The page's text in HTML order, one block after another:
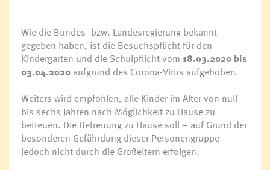
Wie die Bundes- bzw. Landesregierung bekannt
gegeben haben, ist die Besuchspflicht für den
Kindergarten und die Schulpflicht vom 18.03.2020 bis
03.04.2020 aufgrund des Corona-Virus aufgehoben.
Weiters wird empfohlen, alle Kinder im Alter von null
bis sechs Jahren nach Möglichkeit zu Hause zu
betreuen. Die Betreuung zu Hause soll – auf Grund der
besonderen Gefährdung dieser Personengruppe –
jedoch nicht durch die Großeltern erfolgen.